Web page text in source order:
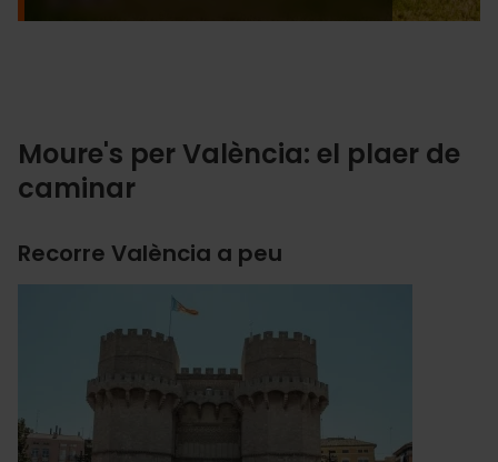
Moure's per València: el plaer de
caminar
Recorre València a peu